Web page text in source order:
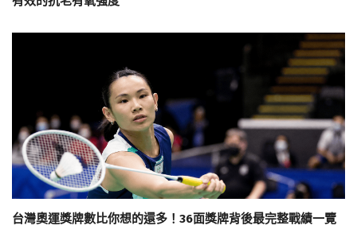
台灣奧運獎牌數比你想的還多！36面獎牌背後最完整戰績一覽